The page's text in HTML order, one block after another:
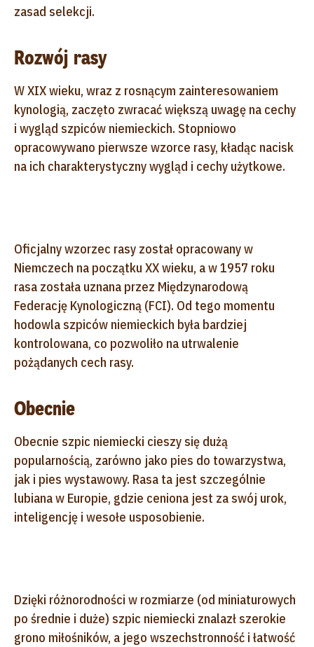
zasad selekcji.
Rozwój rasy
W XIX wieku, wraz z rosnącym zainteresowaniem
kynologią, zaczęto zwracać większą uwagę na cechy
i wygląd szpiców niemieckich. Stopniowo
opracowywano pierwsze wzorce rasy, kładąc nacisk
na ich charakterystyczny wygląd i cechy użytkowe.
Oficjalny wzorzec rasy został opracowany w
Niemczech na początku XX wieku, a w 1957 roku
rasa została uznana przez Międzynarodową
Federację Kynologiczną (FCI). Od tego momentu
hodowla szpiców niemieckich była bardziej
kontrolowana, co pozwoliło na utrwalenie
pożądanych cech rasy.
Obecnie
Obecnie szpic niemiecki cieszy się dużą
popularnością, zarówno jako pies do towarzystwa,
jak i pies wystawowy. Rasa ta jest szczególnie
lubiana w Europie, gdzie ceniona jest za swój urok,
inteligencję i wesołe usposobienie.
Dzięki różnorodności w rozmiarze (od miniaturowych
po średnie i duże) szpic niemiecki znalazł szerokie
grono miłośników, a jego wszechstronność i łatwość